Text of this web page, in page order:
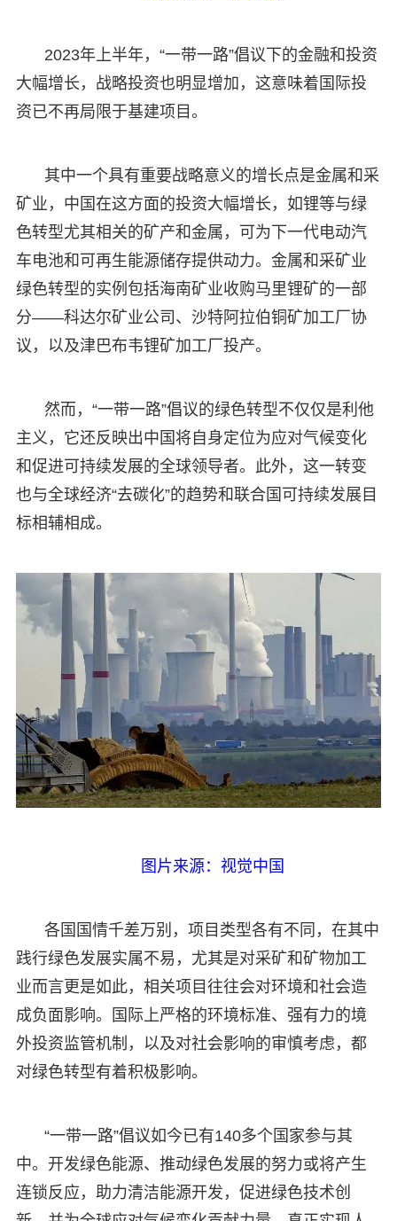
2023年上半年，“一带一路”倡议下的金融和投资
大幅增长，战略投资也明显增加，这意味着国际投
资已不再局限于基建项目。
其中一个具有重要战略意义的增长点是金属和采
矿业，中国在这方面的投资大幅增长，如锂等与绿
色转型尤其相关的矿产和金属，可为下一代电动汽
车电池和可再生能源储存提供动力。金属和采矿业
绿色转型的实例包括海南矿业收购马里锂矿的一部
分——科达尔矿业公司、沙特阿拉伯铜矿加工厂协
议，以及津巴布韦锂矿加工厂投产。
然而，“一带一路”倡议的绿色转型不仅仅是利他
主义，它还反映出中国将自身定位为应对气候变化
和促进可持续发展的全球领导者。此外，这一转变
也与全球经济“去碳化”的趋势和联合国可持续发展目
标相辅相成。
图片来源：视觉中国
各国国情千差万别，项目类型各有不同，在其中
践行绿色发展实属不易，尤其是对采矿和矿物加工
业而言更是如此，相关项目往往会对环境和社会造
成负面影响。国际上严格的环境标准、强有力的境
外投资监管机制，以及对社会影响的审慎考虑，都
对绿色转型有着积极影响。
“一带一路”倡议如今已有140多个国家参与其
中。开发绿色能源、推动绿色发展的努力或将产生
连锁反应，助力清洁能源开发，促进绿色技术创